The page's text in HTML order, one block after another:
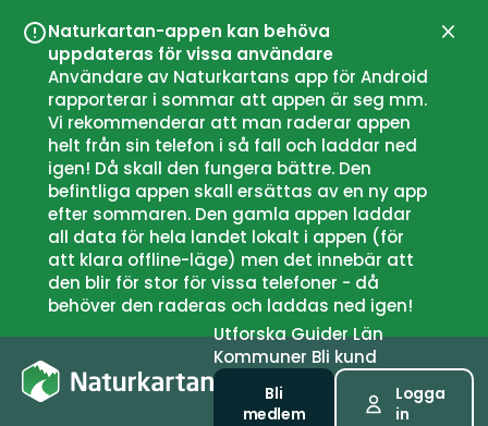
Naturkartan-appen kan behöva
uppdateras för vissa användare
Användare av Naturkartans app för Android
rapporterar i sommar att appen är seg mm.
Vi rekommenderar att man raderar appen
helt från sin telefon i så fall och laddar ned
igen! Då skall den fungera bättre. Den
befintliga appen skall ersättas av en ny app
efter sommaren. Den gamla appen laddar
all data för hela landet lokalt i appen (för
att klara offline-läge) men det innebär att
den blir för stor för vissa telefoner - då
behöver den raderas och laddas ned igen!
UtforskaGuiderLän
Kommuner Bli kund
Bli
medlem
Logga
in